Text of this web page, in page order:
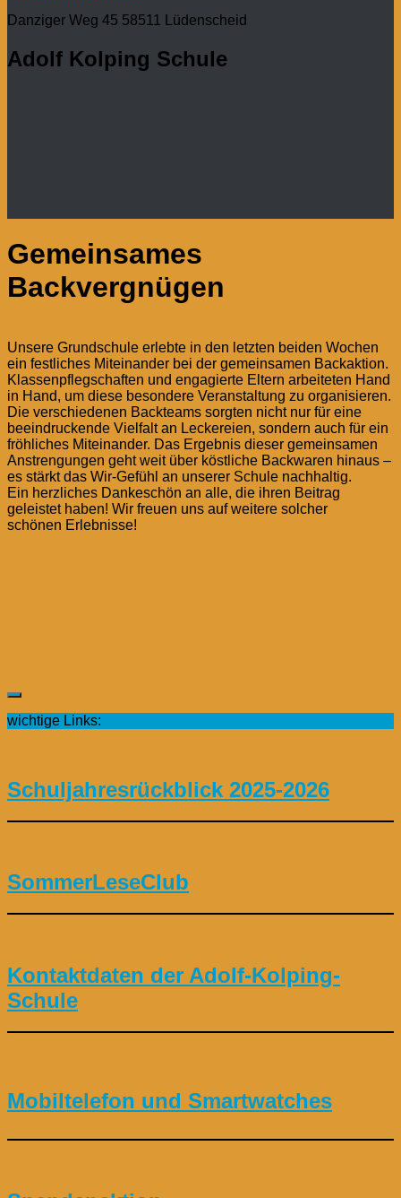
Danziger Weg 45 58511 Lüdenscheid
Adolf Kolping Schule
Gemeinsames
Backvergnügen
Unsere Grundschule erlebte in den letzten beiden Wochen
ein festliches Miteinander bei der gemeinsamen Backaktion.
Klassenpflegschaften und engagierte Eltern arbeiteten Hand
in Hand, um diese besondere Veranstaltung zu organisieren.
Die verschiedenen Backteams sorgten nicht nur für eine
beeindruckende Vielfalt an Leckereien, sondern auch für ein
fröhliches Miteinander. Das Ergebnis dieser gemeinsamen
Anstrengungen geht weit über köstliche Backwaren hinaus –
es stärkt das Wir-Gefühl an unserer Schule nachhaltig.
Ein herzliches Dankeschön an alle, die ihren Beitrag
geleistet haben! Wir freuen uns auf weitere solcher
schönen Erlebnisse!
wichtige Links:
Schuljahresrückblick 2025-2026
SommerLeseClub
Kontaktdaten der Adolf-Kolping-
Schule
Mobiltelefon und Smartwatches